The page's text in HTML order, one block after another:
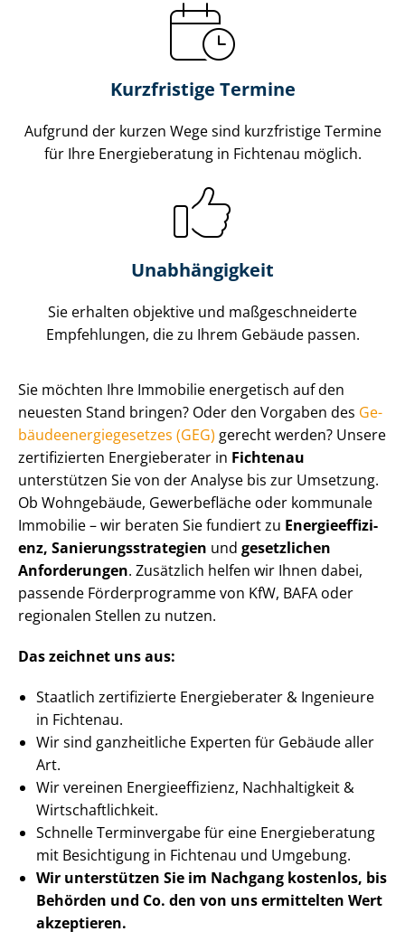
Kurzfristige Termine
Aufgrund der kurzen Wege sind kurzfristige Termine
für Ihre Energieberatung in Fichtenau möglich.
Unabhängigkeit
Sie erhalten objektive und maß­ge­schnei­der­te
Empfehlungen, die zu Ihrem Gebäude passen.
Sie möchten Ihre Immobilie energetisch auf den
neuesten Stand bringen? Oder den Vorgaben des Ge­
bäu­de­en­er­gie­ge­set­zes (GEG) gerecht werden? Unsere
zertifizierten Energieberater in Fichtenau
unterstützen Sie von der Analyse bis zur Umsetzung.
Ob Wohngebäude, Gewerbefläche oder kommunale
Immobilie – wir beraten Sie fundiert zu En­er­gie­ef­fi­zi­
enz, Sa­nie­rungs­stra­te­gien und gesetzlichen
Anforderungen. Zusätzlich helfen wir Ihnen dabei,
passende Förderprogramme von KfW, BAFA oder
regionalen Stellen zu nutzen.
Das zeichnet uns aus:
Staatlich zertifizierte Energieberater & Ingenieure
in Fichtenau.
Wir sind ganzheitliche Experten für Gebäude aller
Art.
Wir vereinen En­er­gie­ef­fi­zi­enz, Nachhaltigkeit &
Wirt­schaft­lich­keit.
Schnelle Terminvergabe für eine Energieberatung
mit Besichtigung in Fichtenau und Umgebung.
Wir unterstützen Sie im Nachgang kostenlos, bis
Behörden und Co. den von uns ermittelten Wert
akzeptieren.